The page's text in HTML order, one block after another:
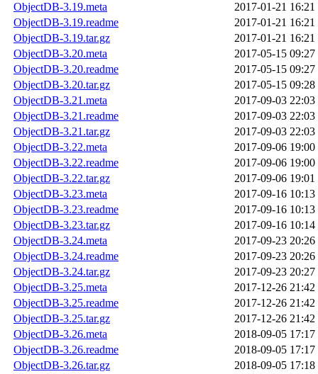
ObjectDB-3.19.meta
2017-01-21 16:21
ObjectDB-3.19.readme
2017-01-21 16:21
ObjectDB-3.19.tar.gz
2017-01-21 16:21
ObjectDB-3.20.meta
2017-05-15 09:27
ObjectDB-3.20.readme
2017-05-15 09:27
ObjectDB-3.20.tar.gz
2017-05-15 09:28
ObjectDB-3.21.meta
2017-09-03 22:03
ObjectDB-3.21.readme
2017-09-03 22:03
ObjectDB-3.21.tar.gz
2017-09-03 22:03
ObjectDB-3.22.meta
2017-09-06 19:00
ObjectDB-3.22.readme
2017-09-06 19:00
ObjectDB-3.22.tar.gz
2017-09-06 19:01
ObjectDB-3.23.meta
2017-09-16 10:13
ObjectDB-3.23.readme
2017-09-16 10:13
ObjectDB-3.23.tar.gz
2017-09-16 10:14
ObjectDB-3.24.meta
2017-09-23 20:26
ObjectDB-3.24.readme
2017-09-23 20:26
ObjectDB-3.24.tar.gz
2017-09-23 20:27
ObjectDB-3.25.meta
2017-12-26 21:42
ObjectDB-3.25.readme
2017-12-26 21:42
ObjectDB-3.25.tar.gz
2017-12-26 21:42
ObjectDB-3.26.meta
2018-09-05 17:17
ObjectDB-3.26.readme
2018-09-05 17:17
ObjectDB-3.26.tar.gz
2018-09-05 17:18